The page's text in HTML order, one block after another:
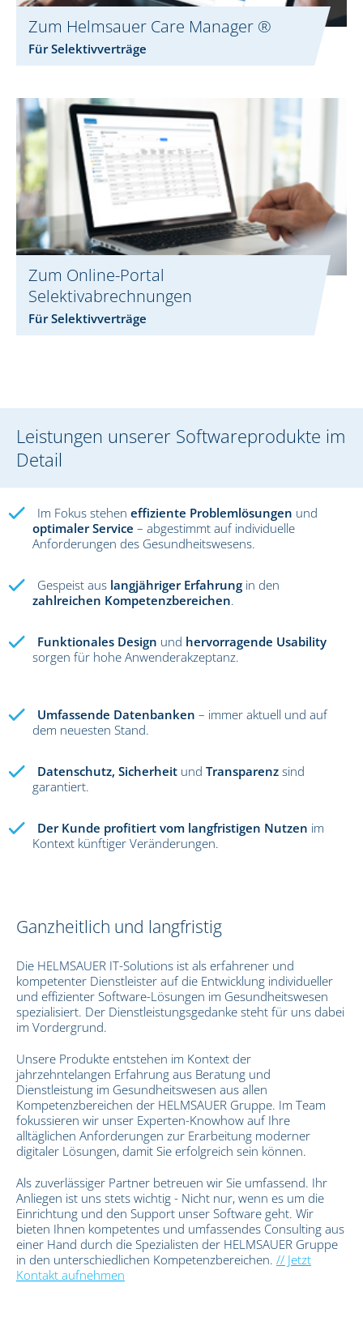
Zum Helmsauer Care Manager ®
Für Selektivverträge
Zum Online-Portal
Selektivabrechnungen
Für Selektivverträge
Leistungen unserer Softwareprodukte im
Detail
Im Fokus stehen effiziente Problemlösungen und
optimaler Service – abgestimmt auf individuelle
Anforderungen des Gesundheitswesens.
Gespeist aus langjähriger Erfahrung in den
zahlreichen Kompetenzbereichen.
Funktionales Design und hervorragende Usability
sorgen für hohe Anwenderakzeptanz.
Umfassende Datenbanken – immer aktuell und auf
dem neuesten Stand.
Datenschutz, Sicherheit und Transparenz sind
garantiert.
Der Kunde profitiert vom langfristigen Nutzen im
Kontext künftiger Veränderungen.
Ganzheitlich und langfristig
Die HELMSAUER IT-Solutions ist als erfahrener und
kompetenter Dienstleister auf die Entwicklung individueller
und effizienter Software-Lösungen im Gesundheitswesen
spezialisiert. Der Dienstleistungsgedanke steht für uns dabei
im Vordergrund.
Unsere Produkte entstehen im Kontext der
jahrzehntelangen Erfahrung aus Beratung und
Dienstleistung im Gesundheitswesen aus allen
Kompetenzbereichen der HELMSAUER Gruppe. Im Team
fokussieren wir unser Experten-Knowhow auf Ihre
alltäglichen Anforderungen zur Erarbeitung moderner
digitaler Lösungen, damit Sie erfolgreich sein können.
Als zuverlässiger Partner betreuen wir Sie umfassend. Ihr
Anliegen ist uns stets wichtig - Nicht nur, wenn es um die
Einrichtung und den Support unser Software geht. Wir
bieten Ihnen kompetentes und umfassendes Consulting aus
einer Hand durch die Spezialisten der HELMSAUER Gruppe
in den unterschiedlichen Kompetenzbereichen. // Jetzt
Kontakt aufnehmen